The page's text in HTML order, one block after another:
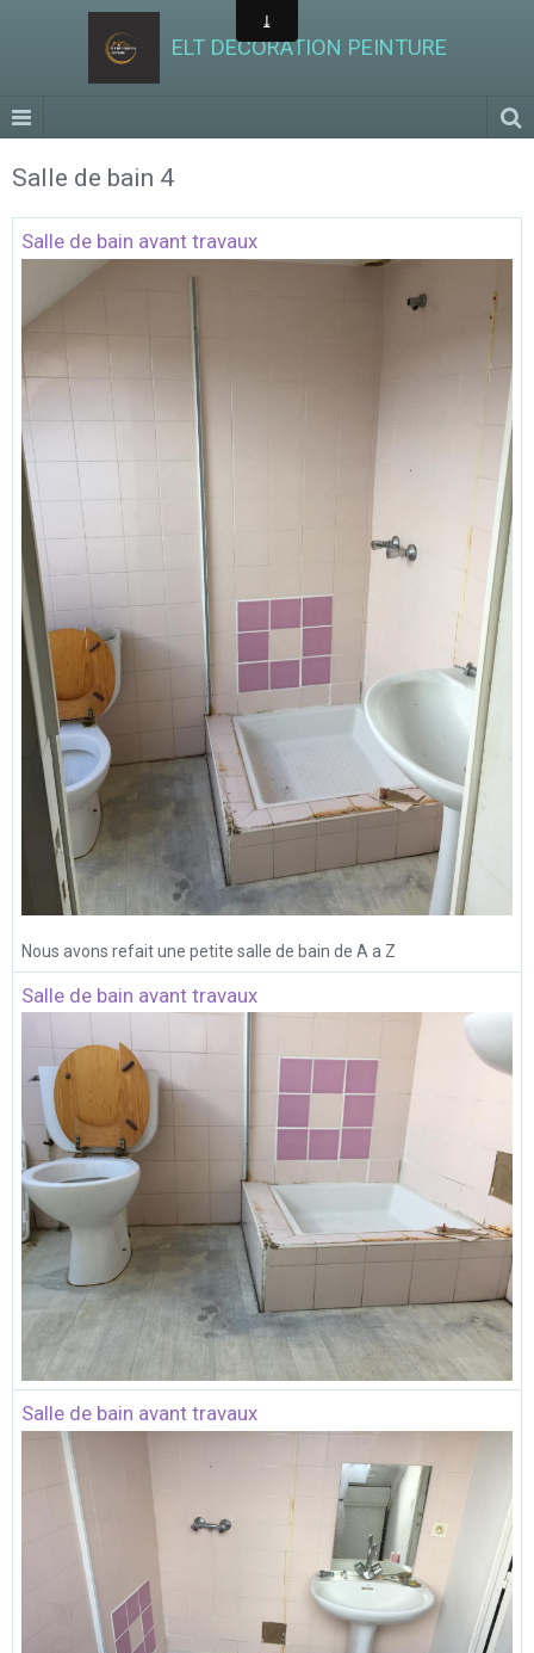
ELT DECORATION PEINTURE
Salle de bain 4
Salle de bain avant travaux
Nous avons refait une petite salle de bain de A a Z
Salle de bain avant travaux
Salle de bain avant travaux